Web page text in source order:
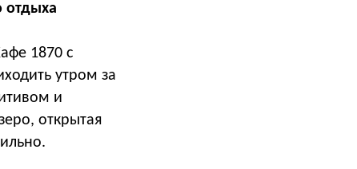
отдыха
1870 с
утром за
и
открытая